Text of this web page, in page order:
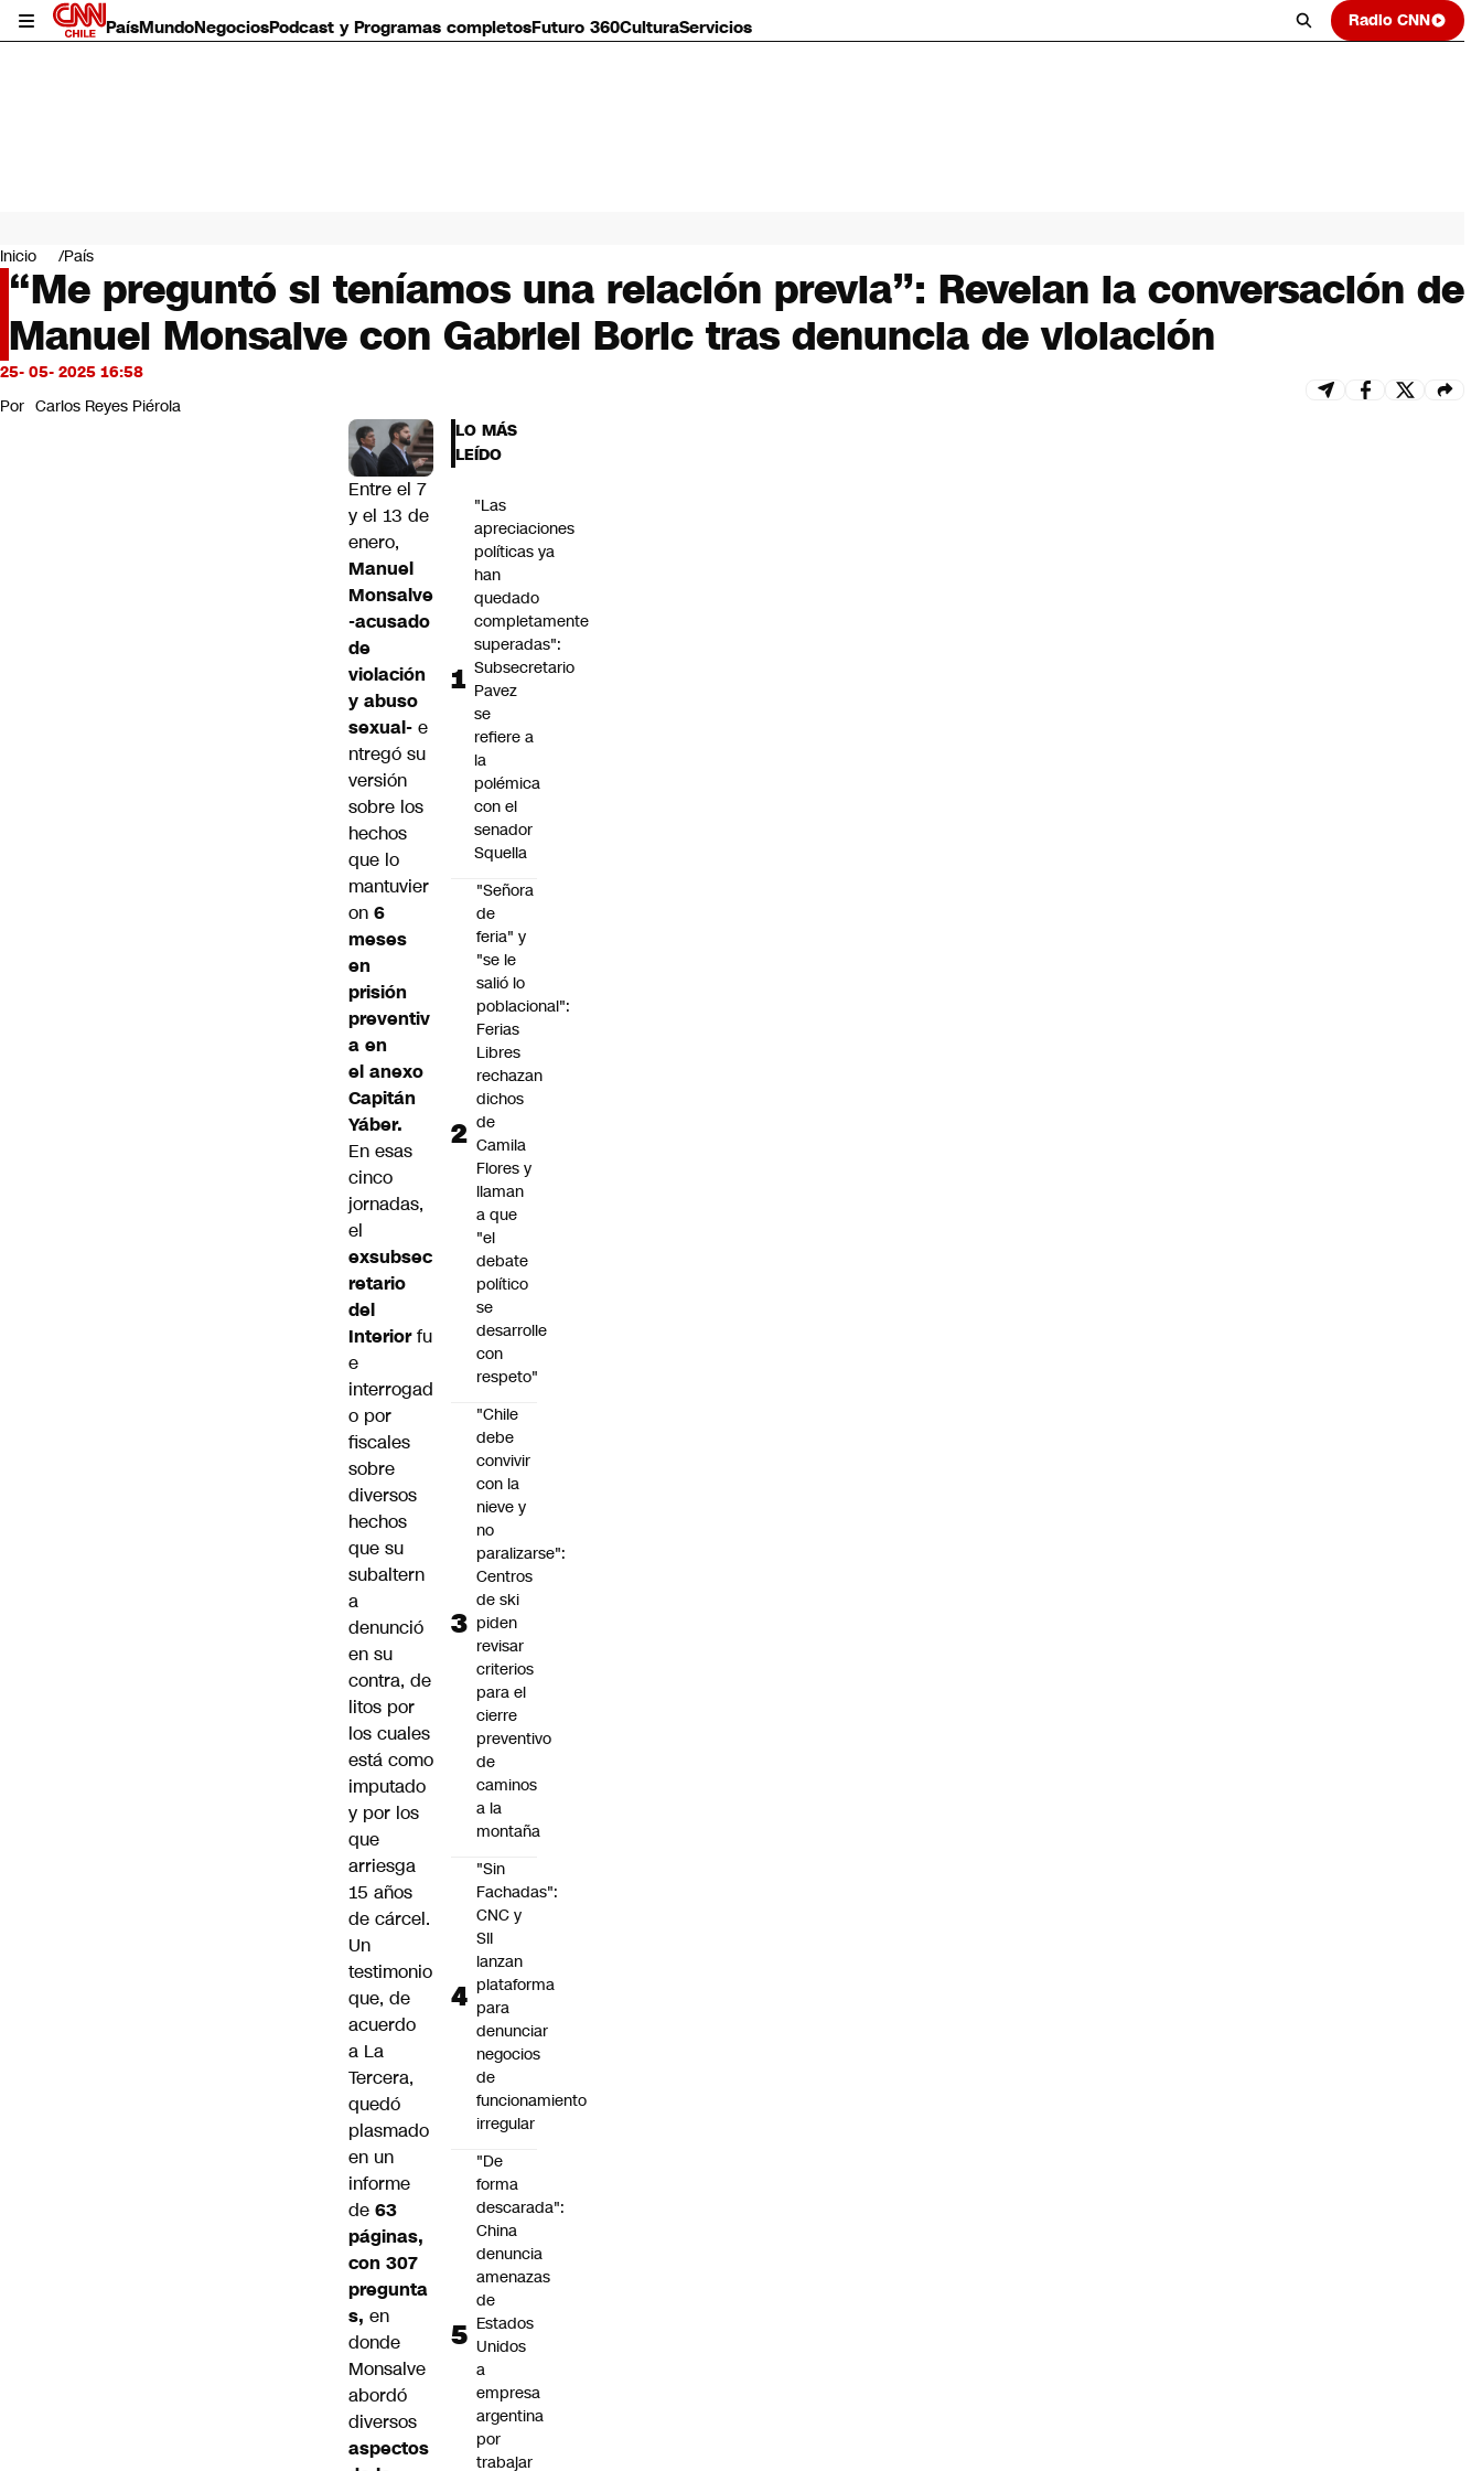
PaísMundoNegociosPodcast y Programas completosFuturo 360CulturaServicios Radio CNN
Mundo
Negocios
Deportes
Programas completos
Cultura
Servicios
Bits
CNN Data
Inicio País
“Me preguntó si teníamos una relación previa”: Revelan la conversación de
Manuel Monsalve con Gabriel Boric tras denuncia de violación
25- 05- 2025 16:58
Por Carlos Reyes Piérola
Entre el 7
y el 13 de
enero,
Manuel
Monsalve
-acusado
de
violación
y abuso
sexual- e
ntregó su
versión
sobre los
hechos
que lo
mantuvier
on 6
meses
en
prisión
preventiv
a en
el anexo
Capitán
Yáber.
En esas
cinco
jornadas,
el
exsubsec
retario
del
Interiorfu
e
interrogad
o por
fiscales
sobre
diversos
hechos
que su
subaltern
a
denunció
en su
contra, de
litos por
los cuales
está como
imputado
y por los
que
arriesga
15 años
de cárcel.
Un
testimonio
que, de
acuerdo
a La
Tercera,
quedó
plasmado
en un
informe
de 63
páginas,
con 307
pregunta
s, en
donde
Monsalve
abordó
diversos
aspectos
LO MÁS
LEÍDO
"Las
apreciaciones
políticas ya
han
quedado
completamente
superadas":
Subsecretario
Pavez
se
refiere a
la
polémica
con el
senador
Squella
"Señora
de
feria" y
"se le
salió lo
poblacional":
Ferias
Libres
rechazan
dichos
de
Camila
Flores y
llaman
a que
"el
debate
político
se
desarrolle
con
respeto"
"Chile
debe
convivir
con la
nieve y
no
paralizarse":
Centros
de ski
piden
revisar
criterios
para el
cierre
preventivo
de
caminos
a la
montaña
"Sin
Fachadas":
CNC y
SII
lanzan
plataforma
para
denunciar
negocios
de
funcionamiento
irregular
"De
forma
descarada":
China
denuncia
amenazas
de
Estados
Unidos
a
empresa
argentina
por
trabajar